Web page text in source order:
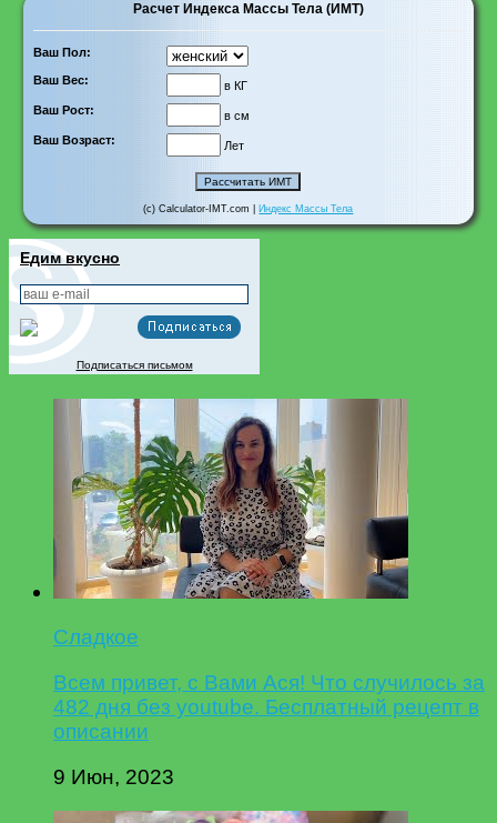
Расчет Индекса Массы Тела (ИМТ)
Ваш Пол:
Ваш Вес:
в КГ
Ваш Рост:
в см
Ваш Возраст:
Лет
(c) Calculator-IMT.com | Индекс Массы Тела
Едим вкусно
Подписаться письмом
Сладкое
Всем привет, с Вами Ася! Что случилось за
482 дня без youtube. Бесплатный рецепт в
описании
9 Июн, 2023